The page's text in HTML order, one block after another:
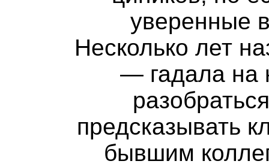
уверенные
Несколько лет
— гадала на
предсказывать
бывшим